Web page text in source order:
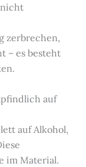
nicht
zerbrechen,
– es besteht
auf
auf Alkohol,
im Material.